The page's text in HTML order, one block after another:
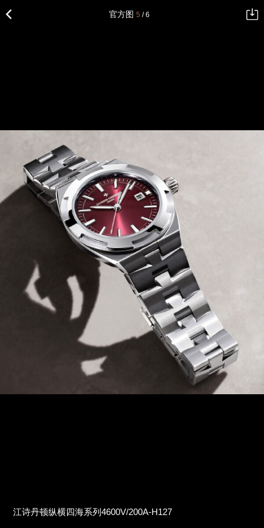
官方图 5 / 6
江诗丹顿纵横四海系列4600V/200A-H127